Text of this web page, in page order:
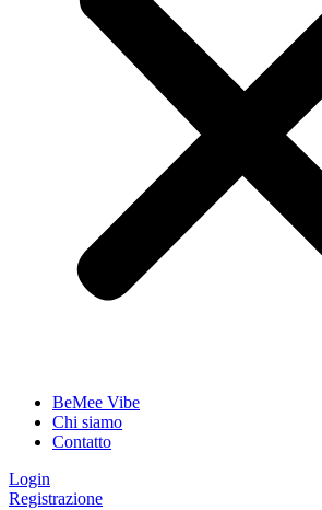
BeMee Vibe
Chi siamo
Contatto
Login
Registrazione